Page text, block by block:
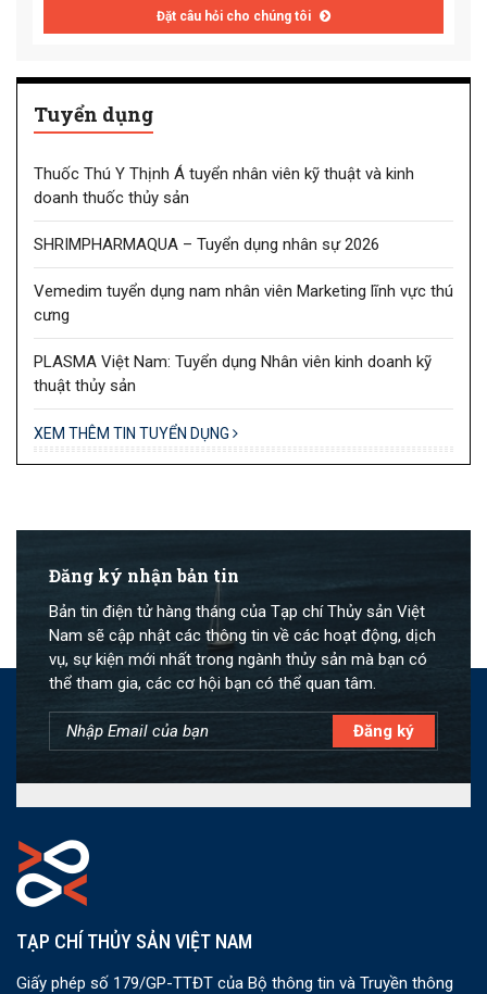
Đặt câu hỏi cho chúng tôi
Tuyển dụng
Thuốc Thú Y Thịnh Á tuyển nhân viên kỹ thuật và kinh
doanh thuốc thủy sản
SHRIMPHARMAQUA – Tuyển dụng nhân sự 2026
Vemedim tuyển dụng nam nhân viên Marketing lĩnh vực thú
cưng
PLASMA Việt Nam: Tuyển dụng Nhân viên kinh doanh kỹ
thuật thủy sản
XEM THÊM TIN TUYỂN DỤNG
Đăng ký nhận bản tin
Bản tin điện tử hàng tháng của Tạp chí Thủy sản Việt
Nam sẽ cập nhật các thông tin về các hoạt động, dịch
vụ, sự kiện mới nhất trong ngành thủy sản mà bạn có
thể tham gia, các cơ hội bạn có thể quan tâm.
TẠP CHÍ THỦY SẢN VIỆT NAM
Giấy phép số 179/GP-TTĐT của Bộ thông tin và Truyền thông